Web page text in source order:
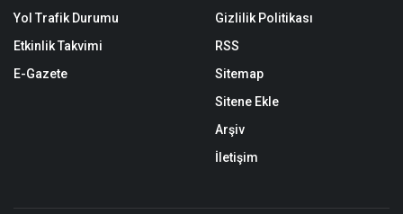
Yol Trafik Durumu
Etkinlik Takvimi
E-Gazete
Gizlilik Politikası
RSS
Sitemap
Sitene Ekle
Arşiv
İletişim